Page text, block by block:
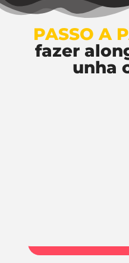
PASSO A
fazer
unha